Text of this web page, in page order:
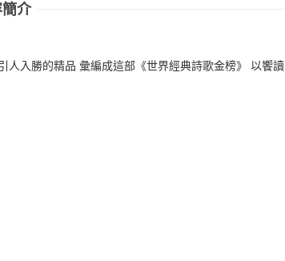
簡介
人入勝的精品 彙編成這部《世界經典詩歌金榜》 以饗讀